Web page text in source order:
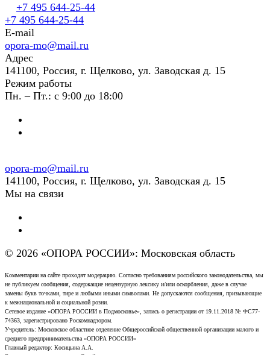
+7 495 644-25-44
+7 495 644-25-44
E-mail
opora-mo@mail.ru
Адрес
141100, Россия, г. Щелково, ул. Заводская д. 15
Режим работы
Пн. – Пт.: с 9:00 до 18:00
opora-mo@mail.ru
141100, Россия, г. Щелково, ул. Заводская д. 15
Мы на связи
© 2026 «ОПОРА РОССИИ»: Московская область
Комментарии на сайте проходят модерацию. Согласно требованиям российского законодательства, мы
не публикуем сообщения, содержащие нецензурную лексику и/или оскорбления, даже в случае
замены букв точками, тире и любыми иными символами. Не допускаются сообщения, призывающие
к межнациональной и социальной розни.
Сетевое издание «ОПОРА РОССИИ в Подмосковье», запись о регистрации от 19.11.2018 № ФС77-
74363, зарегистрировано Роскомнадзором.
Учредитель: Московское областное отделение Общероссийской общественной организации малого и
среднего предпринимательства «ОПОРА РОССИИ»
Главный редактор: Косицына А.А.